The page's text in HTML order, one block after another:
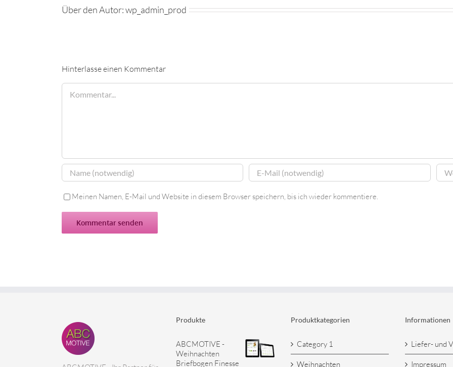
Über den Autor:wp_admin_prod
Hinterlasse einen Kommentar
Kommentar
Meinen Namen, E-Mail und Website in diesem Browser speichern, bis ich wieder kommentiere.
Produkte
ABCMOTIVE -
Weihnachten
Briefbogen Finesse
Produktkategorien
Category 1
Weihnachten
Informationen
Liefer- und
Impressum